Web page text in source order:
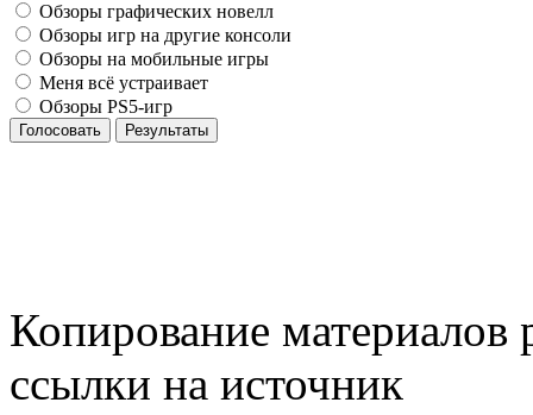
Обзоры графических новелл
Обзоры игр на другие консоли
Обзоры на мобильные игры
Меня всё устраивает
Обзоры PS5-игр
Голосовать Результаты
Копирование материалов
ссылки на источник